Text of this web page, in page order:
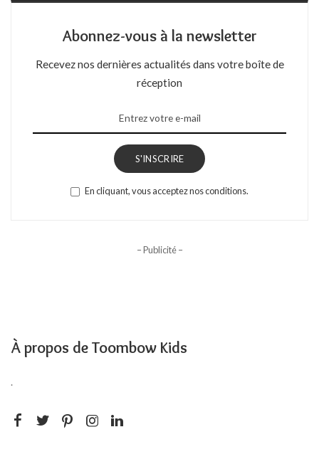
Abonnez-vous à la newsletter
Recevez nos dernières actualités dans votre boîte de
réception
S'INSCRIRE
En cliquant, vous acceptez nos conditions.
– Publicité –
À propos de Toombow Kids
.